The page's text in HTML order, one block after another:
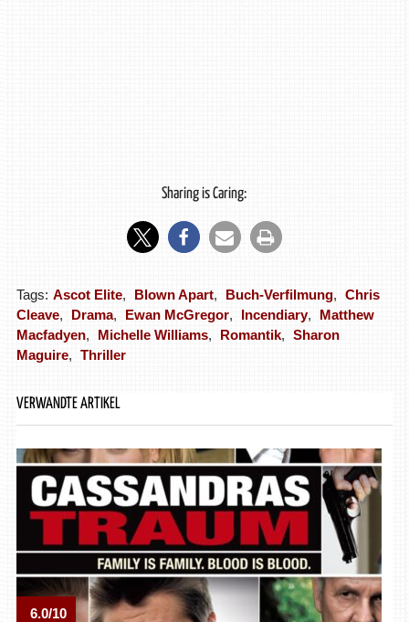
Sharing is Caring:
Tags: Ascot Elite, Blown Apart, Buch-Verfilmung, Chris
Cleave, Drama, Ewan McGregor, Incendiary,
Matthew
Macfadyen, Michelle Williams, Romantik, Sharon
Maguire, Thriller
VERWANDTE ARTIKEL
6.0/10